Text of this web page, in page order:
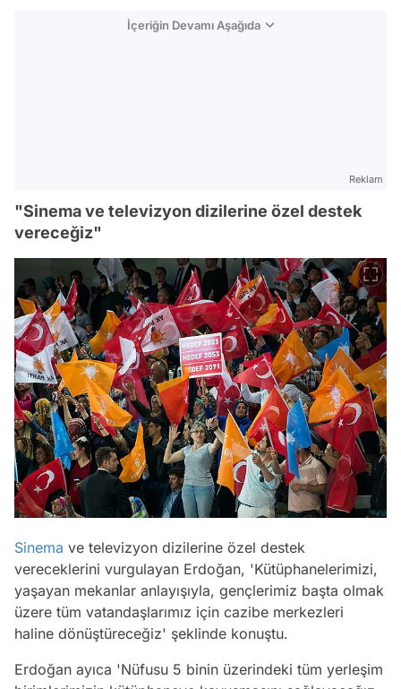
İçeriğin Devamı Aşağıda
Reklam
"Sinema ve televizyon dizilerine özel destek
vereceğiz"
Sinema ve televizyon dizilerine özel destek
vereceklerini vurgulayan Erdoğan, 'Kütüphanelerimizi,
yaşayan mekanlar anlayışıyla, gençlerimiz başta olmak
üzere tüm vatandaşlarımız için cazibe merkezleri
haline dönüştüreceğiz' şeklinde konuştu.
Erdoğan ayıca 'Nüfusu 5 binin üzerindeki tüm yerleşim